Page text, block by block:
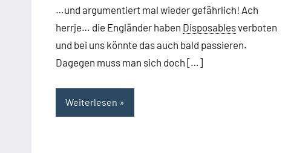
…und argumentiert mal wieder gefährlich! Ach
herrje… die Engländer haben Disposablesverboten
und bei uns könnte das auch bald passieren.
Dagegen muss man sich doch […]
Weiterlesen